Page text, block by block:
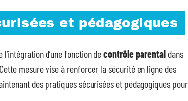
et pédagogiques
d’une fonction decontrôle parental dans
mesure vise à renforcer la sécurité en ligne des
des pratiques sécurisées et pédagogiques pour